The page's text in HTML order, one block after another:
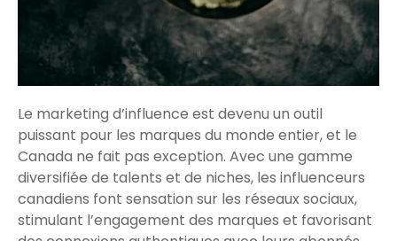
Le marketing d’influence est devenu un outil
puissant pour les marques du monde entier, et le
Canada ne fait pas exception. Avec une gamme
diversifiée de talents et de niches, les influenceurs
canadiens font sensation sur les réseaux sociaux,
stimulant l’engagement des marques et favorisant